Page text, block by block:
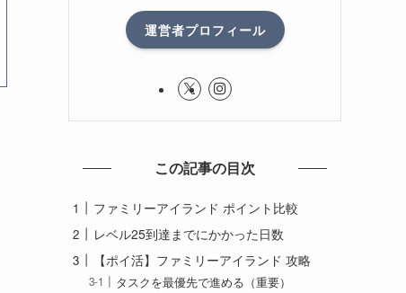
運営者プロフィール
この記事の目次
ファミリーアイランド ポイント比較
レベル25到達までにかかった日数
【ポイ活】ファミリーアイランド 攻略
タスクを最優先で進める（重要）